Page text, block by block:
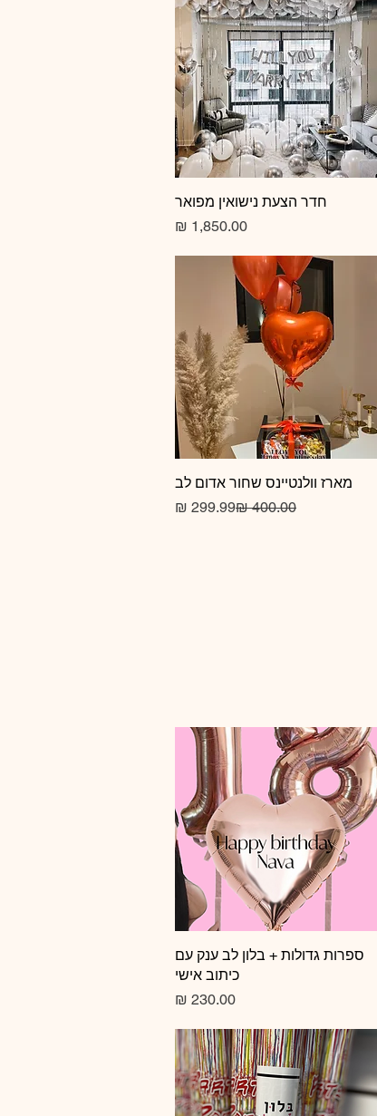
רגיל
מבצע
תצוגה מהירה
חדר הצעת נישואין מפואר
מחיר
תצוגה מהירה
מארז וולנטיינס שחור אדום לב
מחיר רגיל
מחיר מבצע
רגיל
מבצע
תצוגה מהירה
ספרות גדולות + בלון לב ענק עם
כיתוב אישי
מחיר